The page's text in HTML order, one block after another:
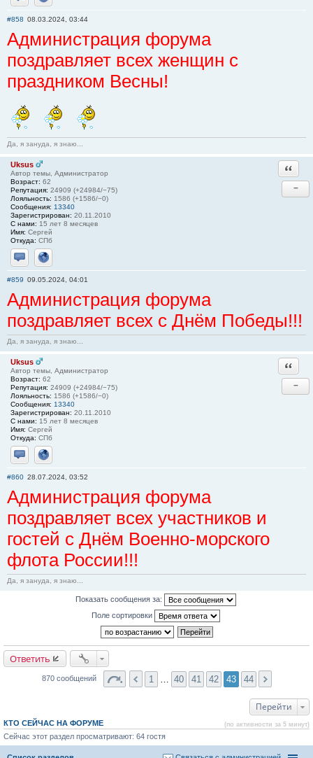
Отправить личное сообщение
Сайт
#858 08.03.2024, 03:44
Администрация форума
поздравляет всех женщин с
праздником Весны!
Да, я зануда, я знаю...
Uksus
Автор темы, Администратор
Возраст: 62
Репутация: 24909 (+24984/−75)
Лояльность: 1586 (+1586/−0)
Сообщения: 13340
Зарегистрирован: 20.11.2010
С нами: 15 лет 8 месяцев
Имя: Сергей
Откуда: СПб
Отправить личное сообщение
Сайт
−
#859 09.05.2024, 04:01
Администрация форума
поздравляет всех с Днём Победы!!!
Да, я зануда, я знаю...
Uksus
Автор темы, Администратор
Возраст: 62
Репутация: 24909 (+24984/−75)
Лояльность: 1586 (+1586/−0)
Сообщения: 13340
Зарегистрирован: 20.11.2010
С нами: 15 лет 8 месяцев
Имя: Сергей
Откуда: СПб
Отправить личное сообщение
Сайт
−
#860 28.07.2024, 03:52
Администрация форума
поздравляет всех участников и
гостей с Днём Военно-морского
флота России!!!
Да, я зануда, я знаю...
Показать сообщения за:
Поле сортировки
Ответить
870 сообщений 1 40 41 42 43 44
Перейти
КТО СЕЙЧАС НА ФОРУМЕ (по активности за 5 минут)
Сейчас этот раздел просматривают: 64 гостя